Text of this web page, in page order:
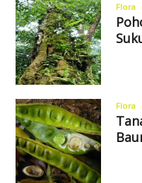
Flora
Flora